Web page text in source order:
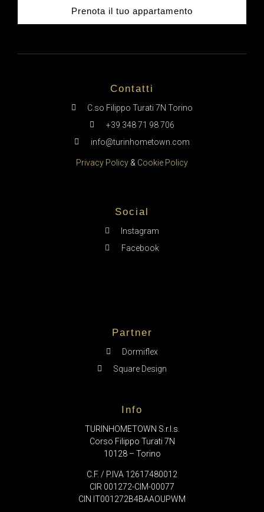
Prenota il tuo appartamento
Contatti
C.so Filippo Turati 7N Torino
+39 348 71 98 706
info@turinhometown.com
Privacy Policy & Cookie Policy
Social
Instagram
Facebook
Partner
Dormiflex
Square Design
Info
TURINHOMETOWN S.r.l.s.
Corso Filippo Turati 7N
10128 – Torino
C.F. / P.IVA 12617480012
CIR 001272-CIM-00077
CIN IT001272B4BAAOUPWM